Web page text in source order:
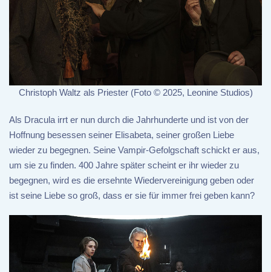
Christoph Waltz als Priester (Foto © 2025, Leonine Studios)
Als Dracula irrt er nun durch die Jahrhunderte und ist von der
Hoffnung besessen seiner Elisabeta, seiner großen Liebe
wieder zu begegnen. Seine Vampir-Gefolgschaft schickt er aus,
um sie zu finden. 400 Jahre später scheint er ihr wieder zu
begegnen, wird es die ersehnte Wiedervereinigung geben oder
ist seine Liebe so groß, dass er sie für immer frei geben kann?